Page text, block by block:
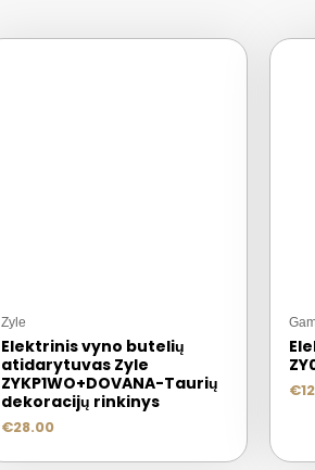
Zyle
Elektrinis vyno butelių
atidarytuvas Zyle
ZYKP1WO+DOVANA-Taurių
dekoracijų rinkinys
€28.00
€